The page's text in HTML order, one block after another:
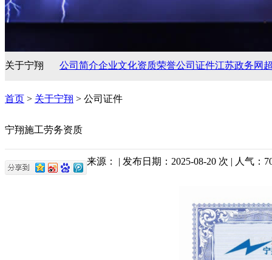
关于宁翔 公司简介企业文化资质荣誉公司证件江苏政务网
首页 > 关于宁翔 > 公司证件
宁翔施工劳务资质
来源： | 发布日期：2025-08-20 次 | 人气：